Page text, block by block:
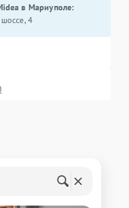
в Мариуполе:
4